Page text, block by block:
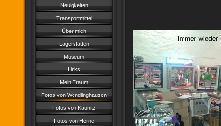
Neuigkeiten
Transportmittel
Über mich
Lagerstätten
Museum
Links
Mein Traum
Fotos von Wendlinghausen
Fotos von Kaunitz
Fotos von Herne